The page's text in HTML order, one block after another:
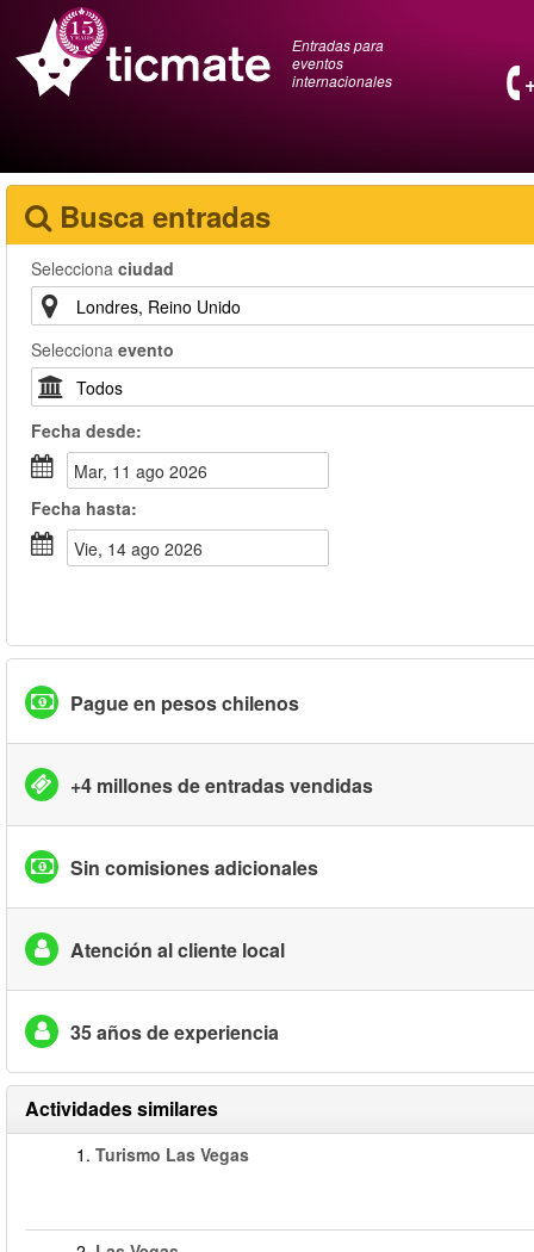
Entradas para
eventos
internacionales
Busca entradas
Selecciona ciudad
Selecciona evento
Fecha desde:
mar, 11 ago 2026
Fecha hasta:
vie, 14 ago 2026
Pague en pesos chilenos
+4 millones de entradas vendidas
Sin comisiones adicionales
Atención al cliente local
35 años de experiencia
Actividades similares
1. Turismo Las Vegas